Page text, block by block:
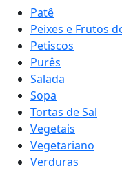
Patê
Peixes e Frutos
Petiscos
Purês
Salada
Sopa
Tortas de Sal
Vegetais
Vegetariano
Verduras